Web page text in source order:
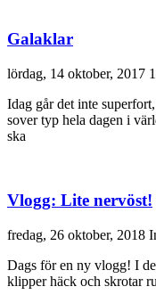
Galaklar
lördag, 14 oktober, 2017
Idag går det inte
sover typ hela dagen i
ska
Vlogg: Lite nervöst!
fredag, 26 oktober, 2018
Dags för en ny vlogg! I
klipper häck och skrotar